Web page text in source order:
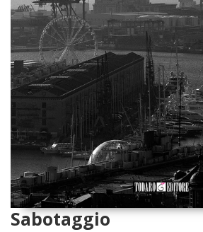
Sabotaggio